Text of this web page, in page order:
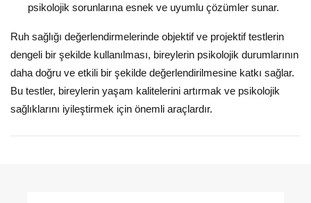
psikolojik sorunlarına esnek ve uyumlu çözümler sunar.
Ruh sağlığı değerlendirmelerinde objektif ve projektif testlerin
dengeli bir şekilde kullanılması, bireylerin psikolojik durumlarının
daha doğru ve etkili bir şekilde değerlendirilmesine katkı sağlar.
Bu testler, bireylerin yaşam kalitelerini artırmak ve psikolojik
sağlıklarını iyileştirmek için önemli araçlardır.